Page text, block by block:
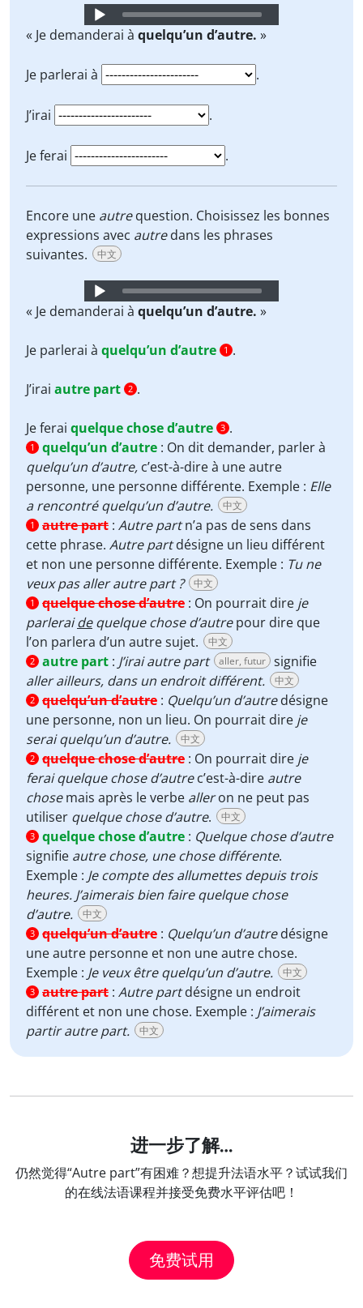
Audio
Player
« Je demanderai à quelqu’un d’autre. »
Je parlerai à .
J’irai .
Je ferai .
Encore une autrequestion. Choisissez les bonnes
expressions avec autredans les phrases
suivantes.
中文
Audio
Player
« Je demanderai à quelqu’un d’autre. »
Je parlerai à quelqu’un d’autre 1 .
J’irai autre part 2 .
Je ferai quelque chose d’autre 3 .
1 quelqu’un d’autre : On dit demander, parler à
quelqu’un d’autre, c’est-à-dire à une autre
personne, une personne différente. Exemple : Elle
a rencontré quelqu’un d’autre.
中文
1 autre part : Autre partn’a pas de sens dans
cette phrase. Autre partdésigne un lieu différent
et non une personne différente. Exemple : Tu ne
veux pas aller autre part ?
中文
1 quelque chose d’autre : On pourrait dire je
parleraidequelque chose d’autrepour dire que
l’on parlera d’un autre sujet.
中文
2 autre part : J’irai autre part aller, futur signifie
aller ailleurs, dans un endroit différent.
中文
2 quelqu’un d’autre : Quelqu’un d’autredésigne
une personne, non un lieu. On pourrait dire je
serai quelqu’un d’autre.
中文
2 quelque chose d’autre : On pourrait dire je
ferai quelque chose d’autrec’est-à-dire autre
chosemais après le verbe alleron ne peut pas
utiliser quelque chose d’autre. 中文
3 quelque chose d’autre : Quelque chose d’autre
signifie autre chose, une chose différente.
Exemple : Je compte des allumettes depuis trois
heures. J’aimerais bien faire quelque chose
d’autre.
中文
3 quelqu’un d’autre : Quelqu’un d’autredésigne
une autre personne et non une autre chose.
Exemple : Je veux être quelqu’un d’autre. 中文
3 autre part : Autre partdésigne un endroit
différent et non une chose. Exemple : J’aimerais
partir autre part.
中文
进一步了解…
仍然觉得“Autre part”有困难？想提升法语水平？试试我们
的在线法语课程并接受免费水平评估吧！
免费试用